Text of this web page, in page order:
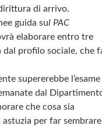
di arrivo.
guida sul PAC
elaborare entro tre
dal profilo sociale, che
supererebbe l’esame
dal
che cosa sia
astuzia per far sembrare